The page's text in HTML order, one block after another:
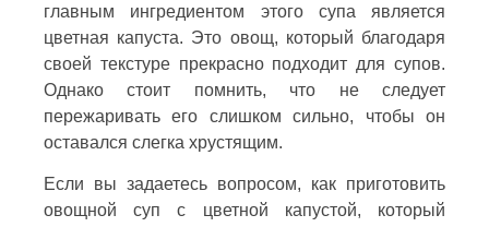
главным ингредиентом этого супа является
цветная капуста. Это овощ, который благодаря
своей текстуре прекрасно подходит для супов.
Однако стоит помнить, что не следует
пережаривать его слишком сильно, чтобы он
оставался слегка хрустящим.
Если вы задаетесь вопросом, как приготовить
овощной суп с цветной капустой, который